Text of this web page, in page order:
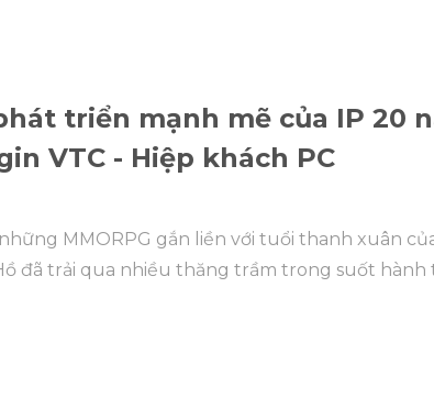
triển mạnh mẽ của IP 20
VTC - Hiệp khách PC
MMORPG gắn liền với tuổi thanh xuân
đã trải qua nhiều thăng trầm trong suốt hành